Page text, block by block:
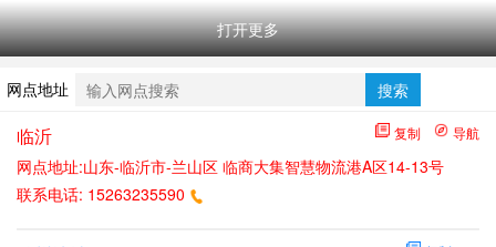
打开更多
网点地址 搜索
临沂 复制 导航
网点地址:山东-临沂市-兰山区 临商大集智慧物流港A区14-13号
联系电话: 15263235590